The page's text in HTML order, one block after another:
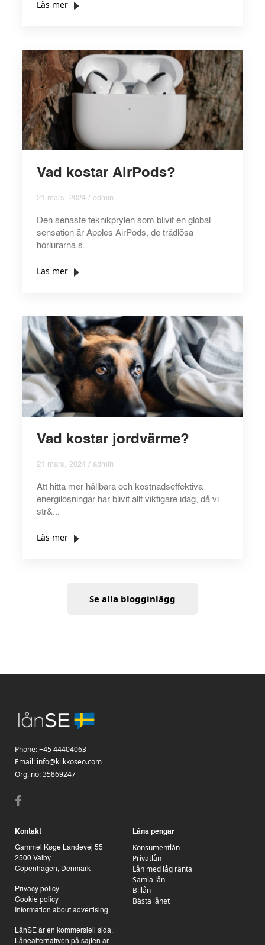
Läs mer
Vad kostar AirPods?
21 mars, 2024 / admin
Den senaste teknikprylen som blivit en global
sensation är Apples AirPods, de trådlösa
hörlurarna s...
Läs mer
Vad kostar jordvärme?
21 mars, 2024 / admin
Att hitta mer hållbara och kostnadseffektiva
energilösningar har blivit allt viktigare idag, då vi
str&...
Läs mer
Se alla blogginlägg
Phone:+45 44404063
Email: info@klikkoseo.com
Org. no: 35869247
Kontakt
Gammel Køge Landevej 55
2500 Valby
Copenhagen, Denmark
Privacy policy
Cookie policy
Information about advertising
LånSE är en kommersiell sida.
Lånealternativen på sajten är
Låna pengar
Konsumentlån
Privatlån
Lån med låg ränta
Samla lån
Billån
Bästa lånet